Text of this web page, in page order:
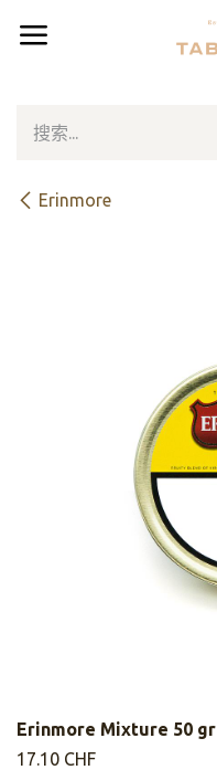
Erinmore
Erinmore Mixture 50 gr
17.10 CHF